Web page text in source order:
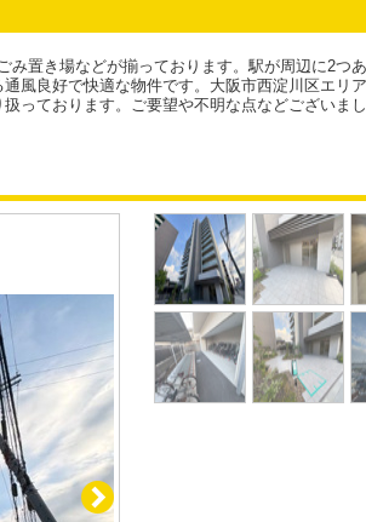
置き場などが揃っております。駅が周辺に2つ
風良好で快適な物件です。大阪市西淀川区エリ
っております。ご要望や不明な点などございま